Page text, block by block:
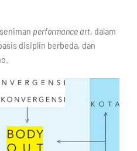
performance art, dalam
disiplin berbeda, dan